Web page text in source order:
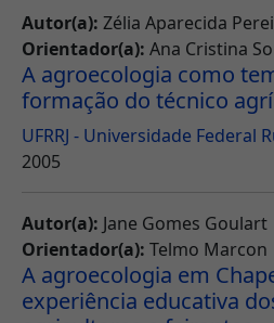
Autor(a): Zélia Aparecida
Orientador(a): Ana Cristina
A agroecologia como
formação do técnico
UFRRJ - Universidade Federal
2005
Autor(a): Jane Gomes Goulart
Orientador(a): Telmo Marcon
A agroecologia em
experiência educativa